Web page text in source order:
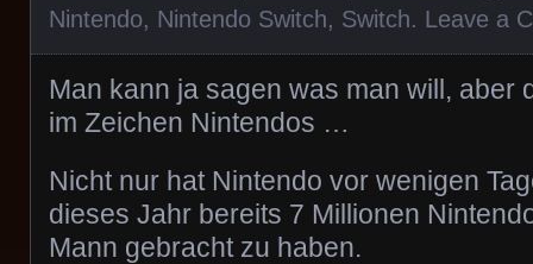
Nintendo, Nintendo Switch, Switch. Leave a
Man kann ja sagen was man will, aber
im Zeichen Nintendos …
Nicht nur hat Nintendo vor wenigen
dieses Jahr bereits 7 Millionen
Mann gebracht zu haben.